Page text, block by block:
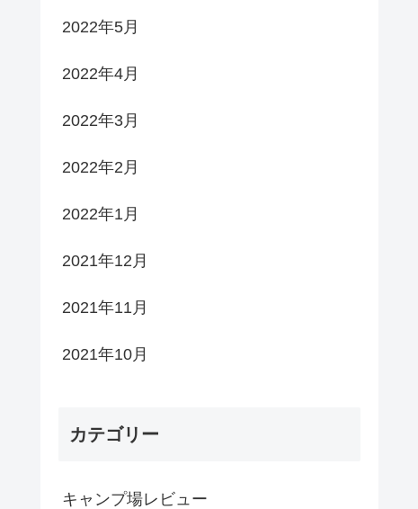
2022年5月
2022年4月
2022年3月
2022年2月
2022年1月
2021年12月
2021年11月
2021年10月
カテゴリー
キャンプ場レビュー